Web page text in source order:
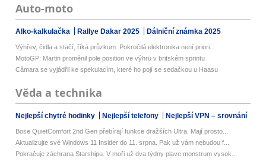
Auto-moto
Alko-kalkulačka Rallye Dakar 2025 Dálniční známka 2025
Výhřev, čidla a stačí, říká průzkum. Pokročilá elektronika není priori...
MotoGP: Martin proměnil pole position ve výhru v britském sprintu
Câmara se vyjádřil ke spekulacím, které ho pojí se sedačkou u Haasu
Věda a technika
Nejlepší chytré hodinky Nejlepší telefony Nejlepší VPN – srovnání
Bose QuietComfort 2nd Gen přebírají funkce dražších Ultra. Mají prosto...
Aktualizujte své Windows 11 Insider do 11. srpna. Pak už vám nebudou f...
Pokračuje záchrana Starshipu. V moři už dva týdny plave monstrum vysok...